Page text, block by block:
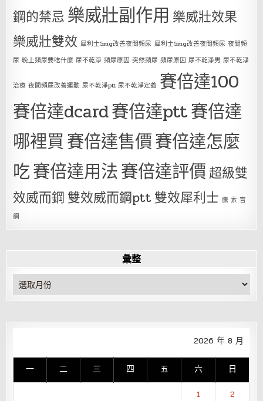
鋼的禁忌 樂威壯副作用 樂威壯效果
樂威壯雙效 犀利士5mg改善夜間頻尿 犀利士5mg改善夜間頻尿 夜間頻
尿 晚上頻尿要吃什麼 尿不乾淨 頻尿原因 突然頻尿 頻尿原因 尿不乾淨男 尿不乾淨
治療 夜間頻尿改善運動 尿不乾淨ptt 尿不乾淨定義 賽倍達100
賽倍達dcard賽倍達ptt賽倍達
哪裡買賽倍達售價賽倍達怎麼
吃賽倍達用法賽倍達評價超級雙
效威而鋼 雙效威而鋼ptt 雙效犀利士 騰 素 官
網
彙整
彙
整
2026 年 8 月
一 二 三 四 五 六 日
1
2